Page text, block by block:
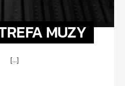
MUZY
[...]